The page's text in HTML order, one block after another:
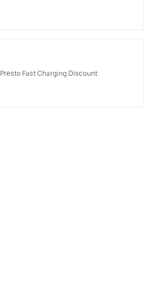
Presto Fast Charging Discount